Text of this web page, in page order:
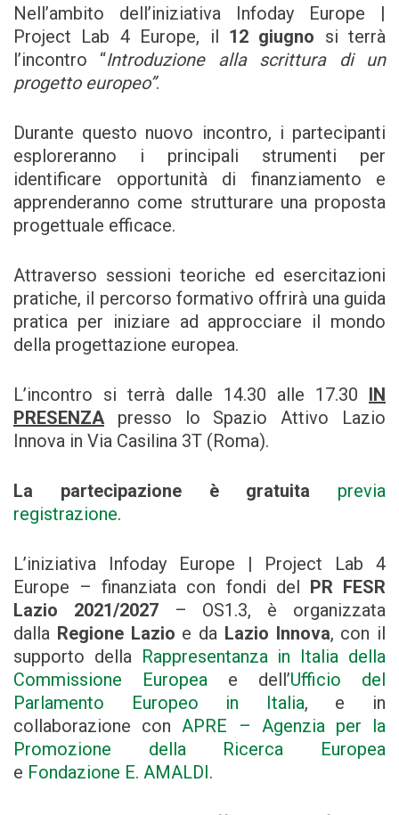
Nell’ambito dell’iniziativa Infoday Europe |
Project Lab 4 Europe, il 12 giugno si terrà
l’incontro “Introduzione alla scrittura di un
progetto europeo”.
Durante questo nuovo incontro, i partecipanti
esploreranno i principali strumenti per
identificare opportunità di finanziamento e
apprenderanno come strutturare una proposta
progettuale efficace.
Attraverso sessioni teoriche ed esercitazioni
pratiche, il percorso formativo offrirà una guida
pratica per iniziare ad approcciare il mondo
della progettazione europea.
L’incontro si terrà dalle 14.30 alle 17.30 IN
PRESENZA presso lo Spazio Attivo Lazio
Innova in Via Casilina 3T (Roma).
La partecipazione è gratuita
previa
registrazione.
L’iniziativa Infoday Europe | Project Lab 4
Europe – finanziata con fondi del PR FESR
Lazio 2021/2027– OS1.3, è organizzata
dalla Regione Lazio e da Lazio Innova, con il
supporto della Rappresentanza in Italia della
Commissione Europea e dell’Ufficio del
Parlamento Europeo in Italia, e in
collaborazione conAPRE – Agenzia per la
Promozione della Ricerca Europea
e Fondazione E. AMALDI.